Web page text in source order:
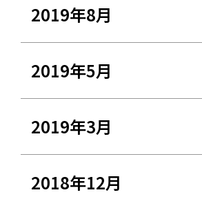
2019年8月
2019年5月
2019年3月
2018年12月